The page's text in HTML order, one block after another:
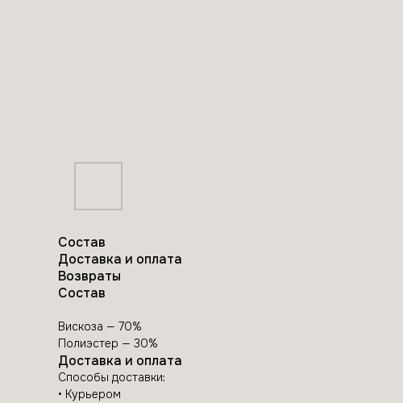
Состав
Доставка и оплата
Возвраты
Состав
Вискоза — 70%
Полиэстер — 30%
Доставка и оплата
Способы доставки:
• Курьером